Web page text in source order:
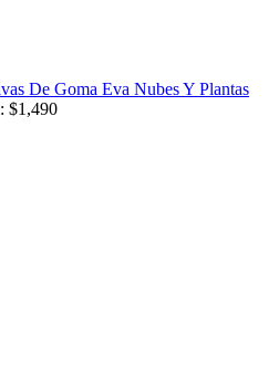
De Goma Eva Nubes Y Plantas
$1,490